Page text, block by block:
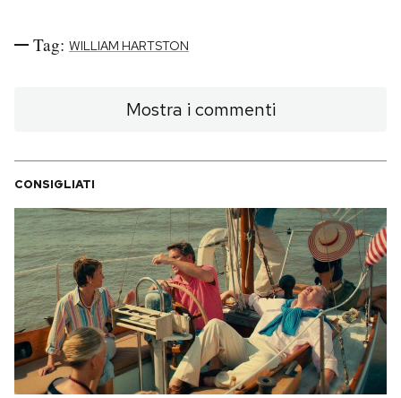
Tag: WILLIAM HARTSTON
Mostra i commenti
CONSIGLIATI